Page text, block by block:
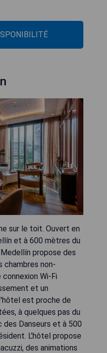
sur le toit. Ouvert en
et à 600 mètres du
propose des
chambres non-
Wi-Fi
et un
est proche de
à quelques pas du
des Danseurs et à 500
L'hôtel propose
des animations